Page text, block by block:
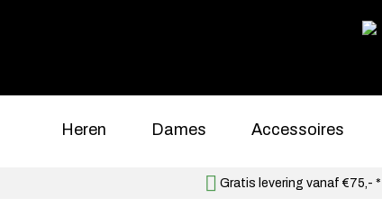
Heren Dames Accessoires
Gratis levering vanaf €75,- *